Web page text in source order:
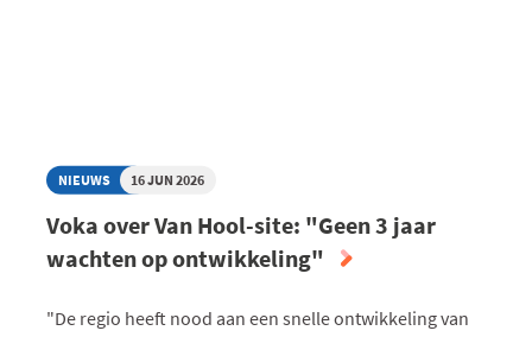
SPECULEREN
DE
GROND"
NIEUWS 16 JUN 2026
Voka over Van Hool-site: "Geen 3 jaar
wachten op ontwikkeling"
"De regio heeft nood aan een snelle ontwikkeling van